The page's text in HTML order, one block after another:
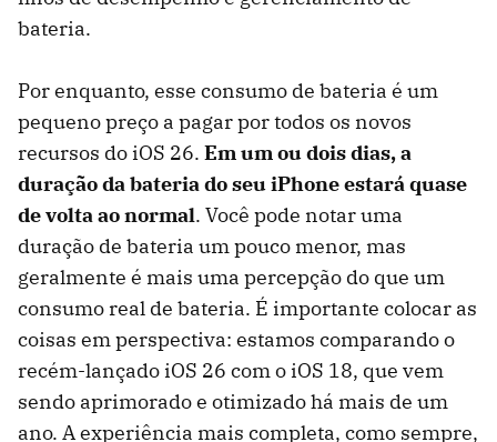
bateria.
Por enquanto, esse consumo de bateria é um
pequeno preço a pagar por todos os novos
recursos do iOS 26. Em um ou dois dias, a
duração da bateria do seu iPhone estará quase
de volta ao normal. Você pode notar uma
duração de bateria um pouco menor, mas
geralmente é mais uma percepção do que um
consumo real de bateria. É importante colocar as
coisas em perspectiva: estamos comparando o
recém-lançado iOS 26 com o iOS 18, que vem
sendo aprimorado e otimizado há mais de um
ano. A experiência mais completa, como sempre,